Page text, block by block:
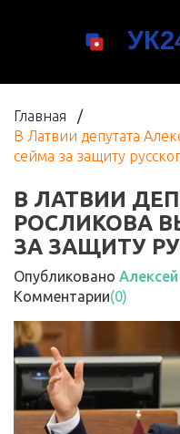
Главная /
В Латвии депутата
сейма за защиту
В ЛАТВИИ
РОСЛИКОВА
ЗА ЗАЩИТУ
Опубликовано
Комментарии(0)